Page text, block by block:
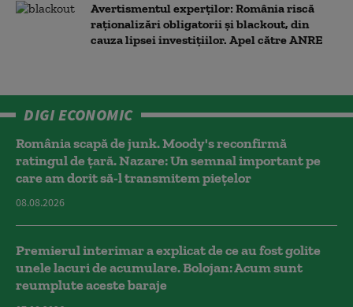
Avertismentul experților: România riscă
raționalizări obligatorii și blackout, din
cauza lipsei investițiilor. Apel către ANRE
DIGI ECONOMIC
România scapă de junk. Moody's reconfirmă
ratingul de țară. Nazare: Un semnal important pe
care am dorit să-l transmitem piețelor
08.08.2026
Premierul interimar a explicat de ce au fost golite
unele lacuri de acumulare. Bolojan: Acum sunt
reumplute aceste baraje